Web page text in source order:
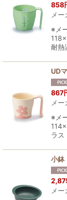
858
メ
※メ
耐
UD
867
メ
※メ
ラ
小鉢
メ